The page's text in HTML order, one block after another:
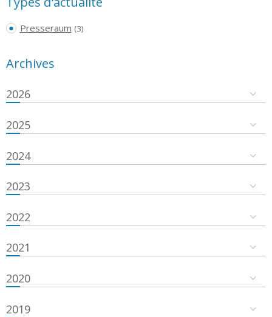
Presseraum (3)
Archives
2026
2025
2024
2023
2022
2021
2020
2019